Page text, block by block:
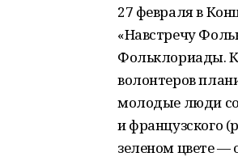
27 февраля в
«Навстречу
Фольклориады.
волонтеров
молодые люди со
и французского
зеленом цвете —